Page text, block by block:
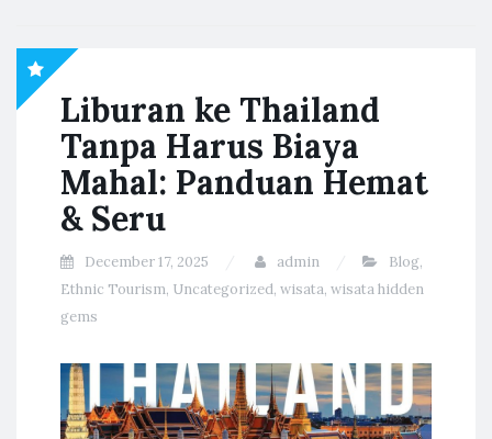
Liburan ke Thailand
Tanpa Harus Biaya
Mahal: Panduan Hemat
& Seru
December 17, 2025 admin Blog,
Ethnic Tourism, Uncategorized, wisata, wisata hidden
gems